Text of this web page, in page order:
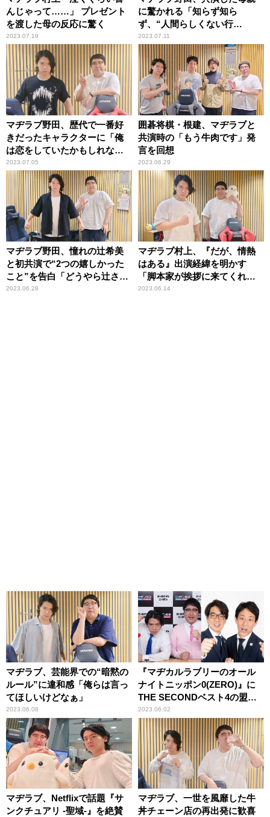
んじゃって……」 プレゼント
を渡した母の反応に驚く
2023.07.19
に驚かれる「知らず知ら
ず、“人間らしくない行
動”を……」
2023.07.11
マヂラブ野田、歴代で一番好
きだったキャラクターに「俺
は恋をしていたかもしれな
い」
2023.07.05
囲碁将棋・根建、マヂラブと
共演時の「もう牛肉です」発
言を回想
2023.06.29
マヂラブ野田、憧れの辻希美
と初共演で“2つの嬉しかった
こと”を告白「どうやら辻さ
ん……」
2023.06.28
マヂラブ村上、『だが、情熱
はある』出演経緯を明かす
「脚本家が挨拶に来てくれ
て……」
2023.06.14
マヂラブ、芸能界での“暗黙の
ルール”に違和感「俺らは言っ
てほしいけどなぁ」
2023.06.08
『マヂカルラブリーのオール
ナイトニッポン0(ZERO)』に
THE SECONDベスト4の盟
友・囲碁将棋が登場！
2023.06.02
マヂラブ、Netflixで話題『サ
ンクチュアリ -聖域-』を絶賛
マヂラブ、一世を風靡した牛
丼チェーン店の再出発に歓喜